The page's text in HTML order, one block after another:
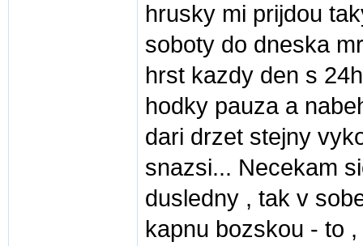
hrusky mi prijdou
soboty do dneska
hrst kazdy den s
hodky pauza a
dari drzet stejny
snazsi... Necekam
dusledny , tak v
kapnu bozskou - to